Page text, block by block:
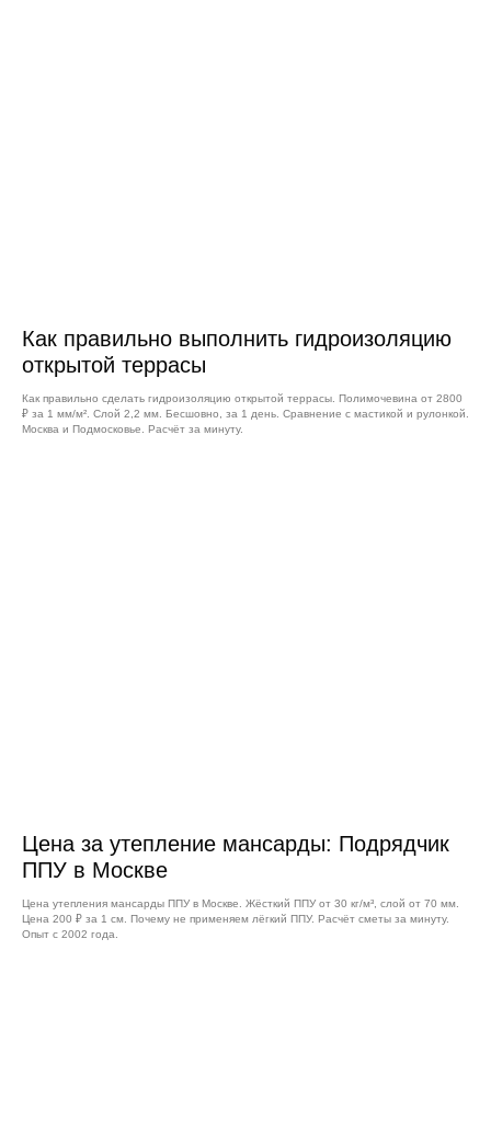
Как правильно выполнить гидроизоляцию
открытой террасы
Как правильно сделать гидроизоляцию открытой террасы. Полимочевина от 2800
₽ за 1 мм/м². Слой 2,2 мм. Бесшовно, за 1 день. Сравнение с мастикой и рулонкой.
Москва и Подмосковье. Расчёт за минуту.
Цена за утепление мансарды: Подрядчик
ППУ в Москве
Цена утепления мансарды ППУ в Москве. Жёсткий ППУ от 30 кг/м³, слой от 70 мм.
Цена 200 ₽ за 1 см. Почему не применяем лёгкий ППУ. Расчёт сметы за минуту.
Опыт с 2002 года.